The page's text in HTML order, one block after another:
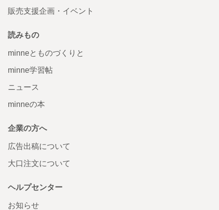
販売支援企画・イベント
読みもの
minneとものづくりと
minne学習帖
ニュース
minneの本
企業の方へ
広告出稿について
大口注文について
ヘルプセンター
お知らせ